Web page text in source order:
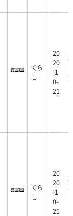
くら
し
20
20
-1
0-
21
くら
し
20
20
-1
0-
21